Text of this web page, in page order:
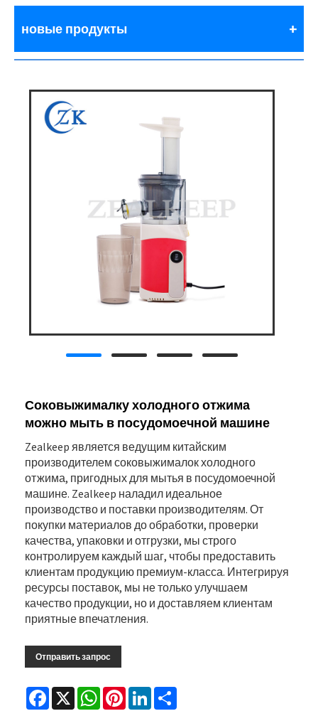
новые продукты
Соковыжималку холодного отжима
можно мыть в посудомоечной машине
Zealkeep является ведущим китайским
производителем соковыжималок холодного
отжима, пригодных для мытья в посудомоечной
машине. Zealkeep наладил идеальное
производство и поставки производителям. От
покупки материалов до обработки, проверки
качества, упаковки и отгрузки, мы строго
контролируем каждый шаг, чтобы предоставить
клиентам продукцию премиум-класса. Интегрируя
ресурсы поставок, мы не только улучшаем
качество продукции, но и доставляем клиентам
приятные впечатления.
Отправить запрос
Facebook
X WhatsAppPinterestLinkedIn